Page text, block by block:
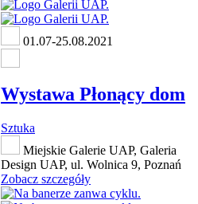
01.07-25.08.2021
Wystawa Płonący dom
Sztuka
Miejskie Galerie UAP, Galeria
Design UAP, ul. Wolnica 9, Poznań
Zobacz szczegóły